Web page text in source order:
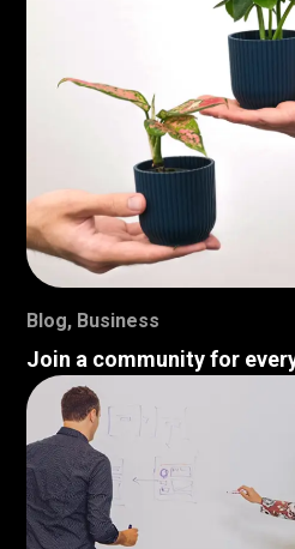
Blog, Business
Join a community for